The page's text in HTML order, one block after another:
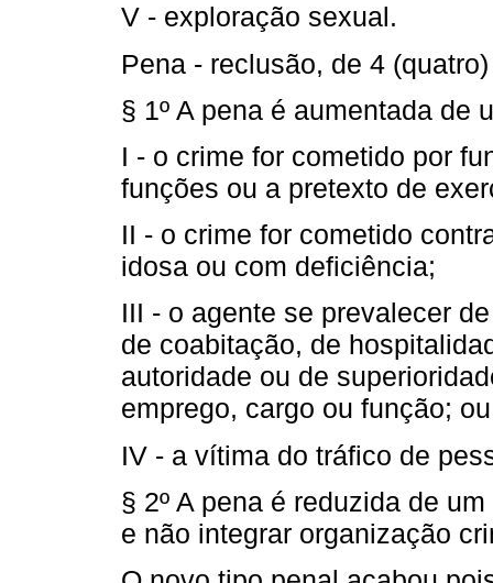
V - exploração sexual.
Pena - reclusão, de 4
§ 1º A pena é aumentada de
I - o crime for cometido por
funções ou a pretexto de
II - o crime for cometido
idosa ou com deficiência;
III - o agente se prevalecer
de coabitação, de
autoridade ou de
emprego, cargo ou função; ou
IV - a vítima do tráfico de
§ 2º A pena é reduzida de
e não integrar organização